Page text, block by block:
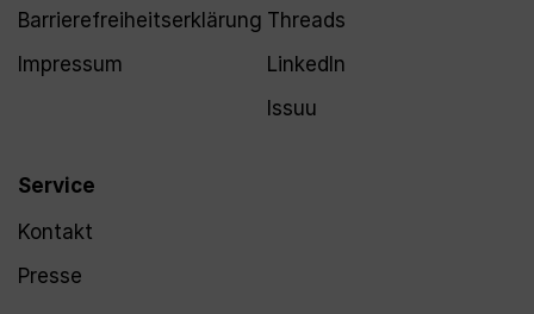
Barrierefreiheitserklärung
Impressum
Service
Kontakt
Presse
Threads
LinkedIn
Issuu